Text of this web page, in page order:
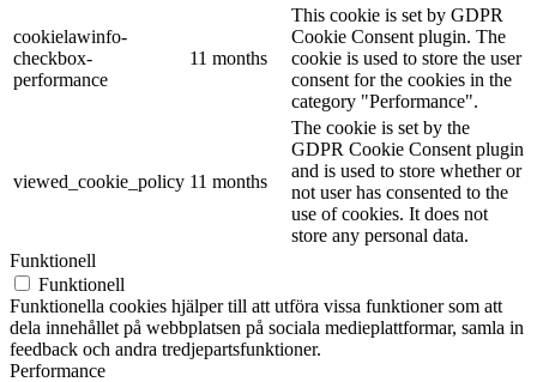
cookielawinfo-
checkbox-
performance
11 months
This cookie is set by GDPR
Cookie Consent plugin. The
cookie is used to store the user
consent for the cookies in the
category "Performance".
viewed_cookie_policy 11 months
The cookie is set by the
GDPR Cookie Consent plugin
and is used to store whether or
not user has consented to the
use of cookies. It does not
store any personal data.
Funktionell
Funktionell
Funktionella cookies hjälper till att utföra vissa funktioner som att
dela innehållet på webbplatsen på sociala medieplattformar, samla in
feedback och andra tredjepartsfunktioner.
Performance